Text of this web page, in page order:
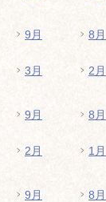
9月 8月
3月 2月
9月 8月
2月 1月
9月 8月